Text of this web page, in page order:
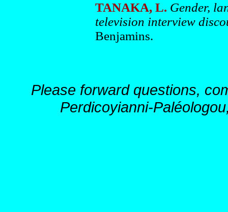
TANAKA, L. Gender,
television interview
Benjamins.
Please forward questions,
Perdicoyianni-